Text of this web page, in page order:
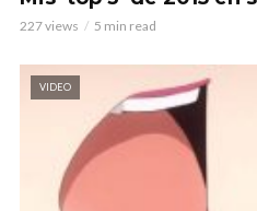
227 views 5 min read
VIDEO